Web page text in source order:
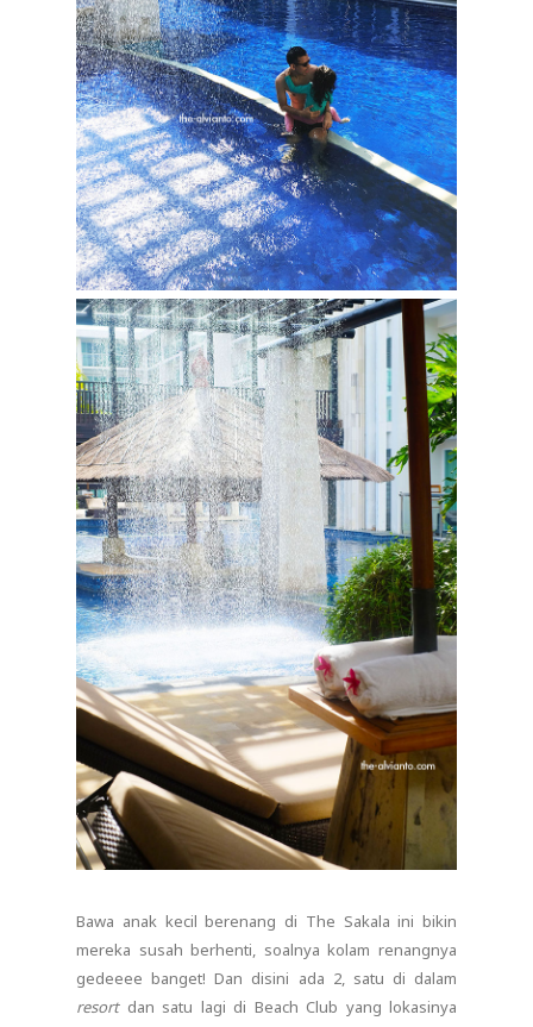
Bawa anak kecil berenang di The Sakala ini bikin
mereka susah berhenti, soalnya kolam renangnya
gedeeee banget! Dan disini ada 2, satu di dalam
resortdan satu lagi di Beach Club yang lokasinya